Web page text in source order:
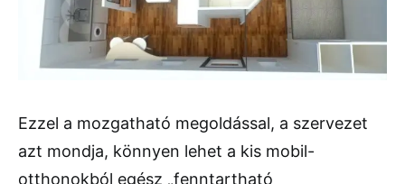
Ezzel a mozgatható megoldással, a szervezet
azt mondja, könnyen lehet a kis mobil-
otthonokból egész „fenntartható